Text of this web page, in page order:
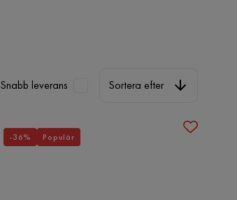
Snabb leverans Sortera efter
-36% Populär